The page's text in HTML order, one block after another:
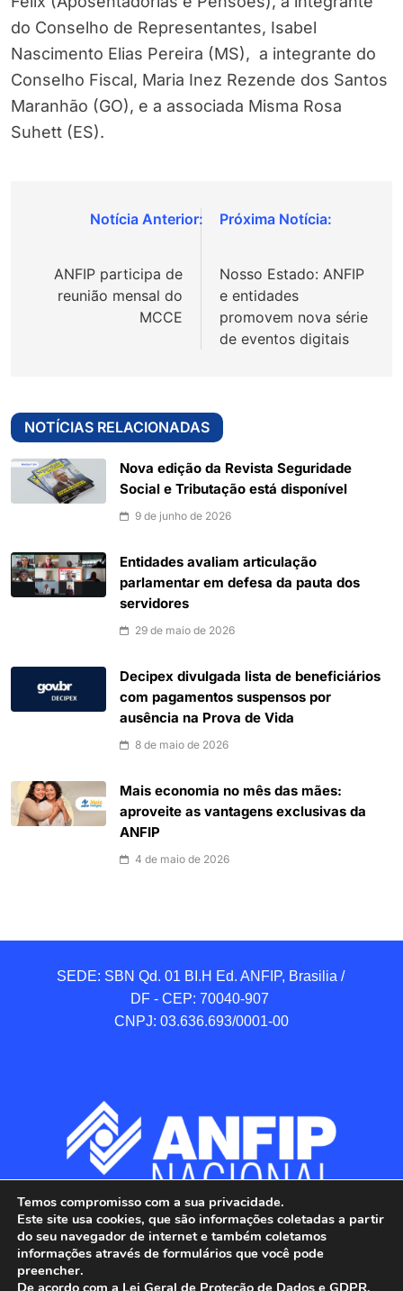
do Conselho de Representantes, Isabel
Nascimento Elias Pereira (MS), a integrante do
Conselho Fiscal, Maria Inez Rezende dos Santos
Maranhão (GO), e a associada Misma Rosa
Suhett (ES).
Navegação
Post
ANFIP participa de
reunião mensal do
MCCE
Nosso Estado: ANFIP
e entidades
promovem nova série
de eventos digitais
NOTÍCIAS RELACIONADAS
Nova edição da Revista Seguridade
Social e Tributação está disponível
9 de junho de 2026
Entidades avaliam articulação
parlamentar em defesa da pauta dos
servidores
29 de maio de 2026
Decipex divulgada lista de beneficiários
com pagamentos suspensos por
ausência na Prova de Vida
8 de maio de 2026
Mais economia no mês das mães:
aproveite as vantagens exclusivas da
ANFIP
4 de maio de 2026
SEDE: SBN Qd. 01 BI.H Ed. ANFIP, Brasilia /
DF - CEP: 70040-907
CNPJ: 03.636.693/0001-00
Temos compromisso com a sua privacidade.
Este site usa cookies, que são informações coletadas a partir
do seu navegador de internet e também coletamos
informações através de formulários que você pode
preencher.
De acordo com a Lei Geral de Proteção de Dados e GDPR,